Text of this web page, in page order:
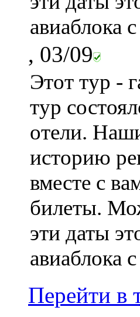
авиаблока
, 03/09
Этот тур -
тур
отели.
историю
вместе с
билеты.
эти даты
авиаблока
Перейти в